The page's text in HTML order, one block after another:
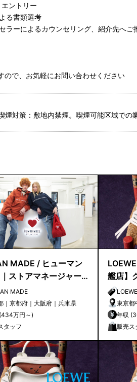
ントリー
る書類選考
ラーによるカウンセリング、紹介先へご
ので、お気軽にお問い合わせください
煙対策：敷地内禁煙。喫煙可能区域での
MADE / ヒューマン
ストアマネージャー
MADE
｜京都府｜大阪府｜兵庫県
収 (434万円～)
タッフ
艦店】
ザー／
ドバイ
LOEWE
東京都
年
販売ス